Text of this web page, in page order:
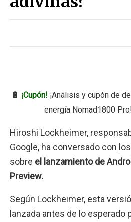
🔋 ¡Cupón! ¡Análisis y cupón de
energía Nomad1800
Hiroshi Lockheimer,
Google, ha conversado con
sobre el lanzamiento de
Preview.
Según Lockheimer, esta
lanzada antes de lo esperado